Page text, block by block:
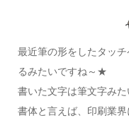
最近筆の形をしたタッ
るみたいですね～★
書いた文字は筆文字み
書体と言えば、印刷業